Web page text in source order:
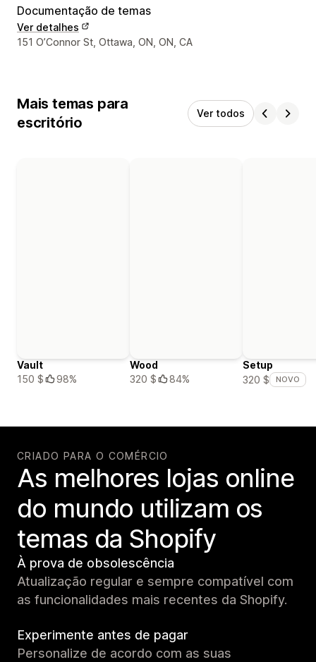
Documentação de temas
Ver detalhes
Detalhes de contacto do designer
151 O’Connor St, Ottawa, ON, ON, CA
Mais temas para
escritório
Ver todos
Vault
150 $
98%
Wood
320 $
84%
Setup
320 $
NOVO
CRIADO PARA O COMÉRCIO
As melhores lojas online
do mundo utilizam os
temas da Shopify
À prova de obsolescência
Atualização regular e sempre compatível com
as funcionalidades mais recentes da Shopify.
Experimente antes de pagar
Personalize de acordo com as suas